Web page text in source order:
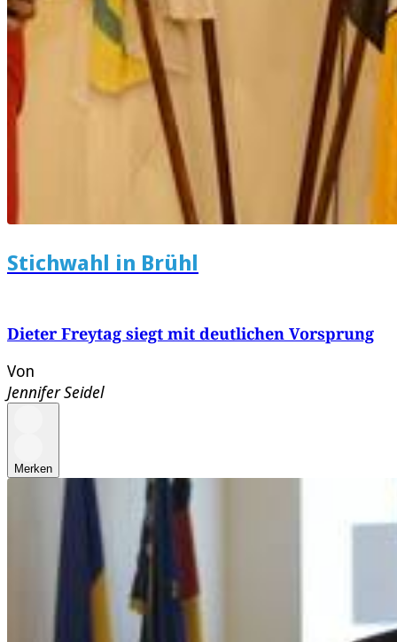
Stichwahl in Brühl
Dieter Freytag siegt mit deutlichen Vorsprung
Von
Jennifer Seidel
Merken